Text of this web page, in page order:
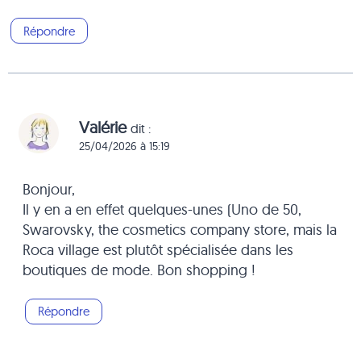
Répondre
Valérie dit :
25/04/2026 à 15:19
Bonjour,
Il y en a en effet quelques-unes (Uno de 50,
Swarovsky, the cosmetics company store, mais la
Roca village est plutôt spécialisée dans les
boutiques de mode. Bon shopping !
Répondre